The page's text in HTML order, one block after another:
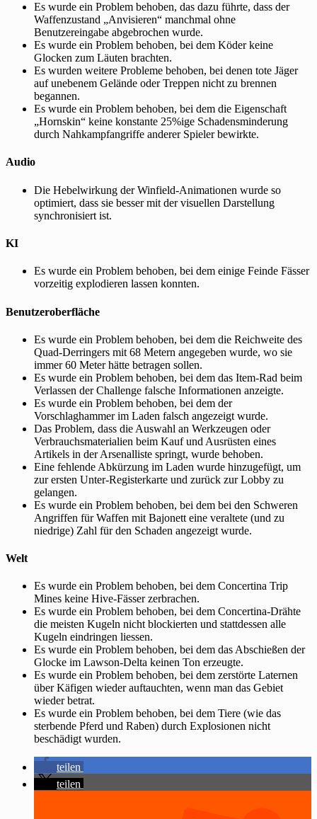
Es wurde ein Problem behoben, das dazu führte, dass der
Waffenzustand „Anvisieren“ manchmal ohne
Benutzereingabe abgebrochen wurde.
Es wurde ein Problem behoben, bei dem Köder keine
Glocken zum Läuten brachten.
Es wurden weitere Probleme behoben, bei denen tote Jäger
auf unebenem Gelände oder Treppen nicht zu brennen
begannen.
Es wurde ein Problem behoben, bei dem die Eigenschaft
„Hornskin“ keine konstante 25%ige Schadensminderung
durch Nahkampfangriffe anderer Spieler bewirkte.
Audio
Die Hebelwirkung der Winfield-Animationen wurde so
optimiert, dass sie besser mit der visuellen Darstellung
synchronisiert ist.
KI
Es wurde ein Problem behoben, bei dem einige Feinde Fässer
vorzeitig explodieren lassen konnten.
Benutzeroberfläche
Es wurde ein Problem behoben, bei dem die Reichweite des
Quad-Derringers mit 68 Metern angegeben wurde, wo sie
immer 60 Meter hätte betragen sollen.
Es wurde ein Problem behoben, bei dem das Item-Rad beim
Verlassen der Challenge falsche Informationen anzeigte.
Es wurde ein Problem behoben, bei dem der
Vorschlaghammer im Laden falsch angezeigt wurde.
Das Problem, dass die Auswahl an Werkzeugen oder
Verbrauchsmaterialien beim Kauf und Ausrüsten eines
Artikels in der Arsenalliste springt, wurde behoben.
Eine fehlende Abkürzung im Laden wurde hinzugefügt, um
zur ersten Unter-Registerkarte und zurück zur Lobby zu
gelangen.
Es wurde ein Problem behoben, bei dem bei den Schweren
Angriffen für Waffen mit Bajonett eine veraltete (und zu
niedrige) Zahl für den Schaden angezeigt wurde.
Welt
Es wurde ein Problem behoben, bei dem Concertina Trip
Mines keine Hive-Fässer zerbrachen.
Es wurde ein Problem behoben, bei dem Concertina-Drähte
die meisten Kugeln nicht blockierten und stattdessen alle
Kugeln eindringen liessen.
Es wurde ein Problem behoben, bei dem das Abschießen der
Glocke im Lawson-Delta keinen Ton erzeugte.
Es wurde ein Problem behoben, bei dem zerstörte Laternen
über Käfigen wieder auftauchten, wenn man das Gebiet
wieder betrat.
Es wurde ein Problem behoben, bei dem Tiere (wie das
sterbende Pferd und Raben) durch Explosionen nicht
beschädigt wurden.
teilen
teilen